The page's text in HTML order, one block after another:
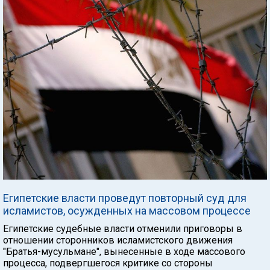
Египетские власти проведут повторный суд для
исламистов, осужденных на массовом процессе
Египетские судебные власти отменили приговоры в
отношении сторонников исламистского движения
"Братья-мусульмане", вынесенные в ходе массового
процесса, подвергшегося критике со стороны